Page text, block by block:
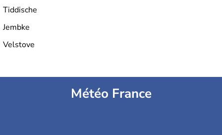
Tiddische
Jembke
Velstove
Météo France